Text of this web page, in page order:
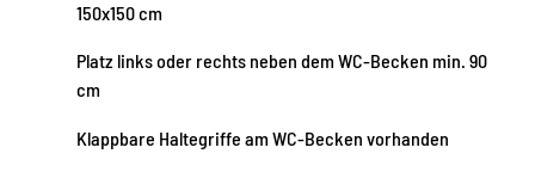
150x150 cm
Platz links oder rechts neben dem WC-Becken min. 90
cm
Klappbare Haltegriffe am WC-Becken vorhanden